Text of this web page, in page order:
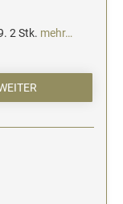
2 Stk. mehr…